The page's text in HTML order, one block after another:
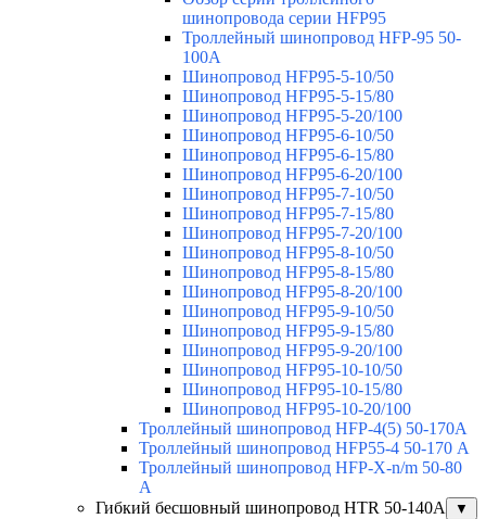
шинопровода серии HFP95
Троллейный шинопровод HFP-95 50-
100А
Шинопровод HFP95-5-10/50
Шинопровод HFP95-5-15/80
Шинопровод HFP95-5-20/100
Шинопровод HFP95-6-10/50
Шинопровод HFP95-6-15/80
Шинопровод HFP95-6-20/100
Шинопровод HFP95-7-10/50
Шинопровод HFP95-7-15/80
Шинопровод HFP95-7-20/100
Шинопровод HFP95-8-10/50
Шинопровод HFP95-8-15/80
Шинопровод HFP95-8-20/100
Шинопровод HFP95-9-10/50
Шинопровод HFP95-9-15/80
Шинопровод HFP95-9-20/100
Шинопровод HFP95-10-10/50
Шинопровод HFP95-10-15/80
Шинопровод HFP95-10-20/100
Троллейный шинопровод HFP-4(5) 50-170A
Троллейный шинопровод HFP55-4 50-170 А
Троллейный шинопровод HFP-X-n/m 50-80
A
Гибкий бесшовный шинопровод HTR 50-140А
▼